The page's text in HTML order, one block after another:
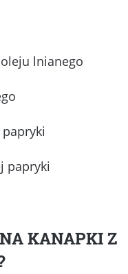
lnianego
papryki
papryki
KANAPKI Z